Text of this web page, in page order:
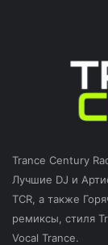
Trance Century
Лучшие DJ и
TCR, а также
ремиксы, стиля
Vocal Trance.